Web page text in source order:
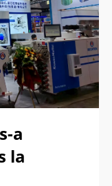
a
la